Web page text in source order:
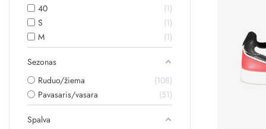
40
1
S
1
M
1
Sezonas
Ruduo/žiema
108
Pavasaris/vasara
51
Spalva